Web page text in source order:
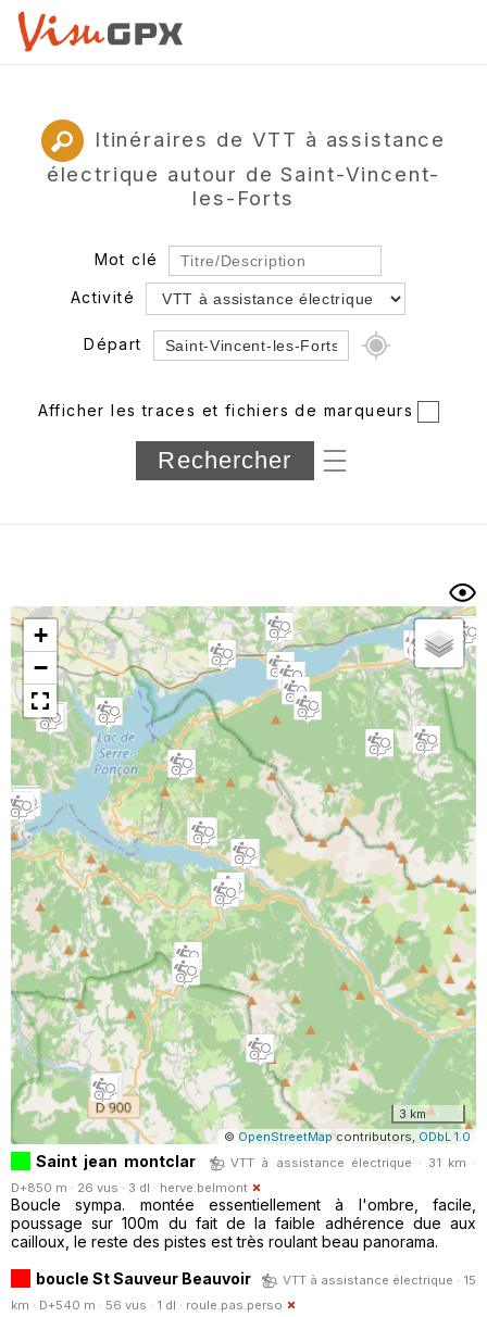
Itinéraires de VTT à assistance
électrique autour de Saint-Vincent-
les-Forts
Mot clé
Activité
Départ
Département
Longueur min/max
Trier par
Horodatage Photos
Afficher les traces et fichiers de marqueurs
+
−
3 km
© OpenStreetMapcontributors, ODbL 1.0
Saint jean montclar
VTT à assistance électrique · 31 km ·
D+850 m · 26 vus · 3 dl · herve.belmont
Boucle sympa. montée essentiellement à l'ombre, facile,
poussage sur 100m du fait de la faible adhérence due aux
cailloux, le reste des pistes est très roulant beau panorama.
boucle St Sauveur Beauvoir
VTT à assistance électrique · 15
km · D+540 m · 56 vus · 1 dl · roule.pas.perso